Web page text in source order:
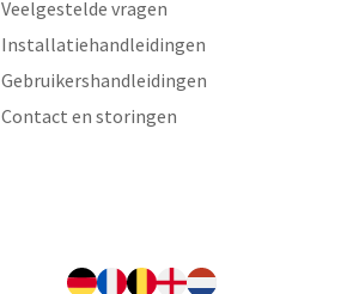
Veelgestelde vragen
Installatiehandleidingen
Gebruikershandleidingen
Contact en storingen